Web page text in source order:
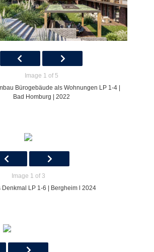
Image 1 of 5
Bürogebäude als Wohnungen LP 1-4 |
Bad Homburg | 2022
Image 1 of 3
Denkmal LP 1-6 | Bergheim l 2024